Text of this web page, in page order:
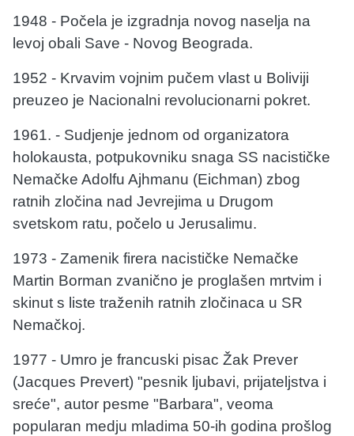
1948 - Počela je izgradnja novog naselja na
levoj obali Save - Novog Beograda.
1952 - Krvavim vojnim pučem vlast u Boliviji
preuzeo je Nacionalni revolucionarni pokret.
1961. - Sudjenje jednom od organizatora
holokausta, potpukovniku snaga SS nacističke
Nemačke Adolfu Ajhmanu (Eichman) zbog
ratnih zločina nad Jevrejima u Drugom
svetskom ratu, počelo u Jerusalimu.
1973 - Zamenik firera nacističke Nemačke
Martin Borman zvanično je proglašen mrtvim i
skinut s liste traženih ratnih zločinaca u SR
Nemačkoj.
1977 - Umro je francuski pisac Žak Prever
(Jacques Prevert) "pesnik ljubavi, prijateljstva i
sreće", autor pesme "Barbara", veoma
popularan medju mladima 50-ih godina prošlog